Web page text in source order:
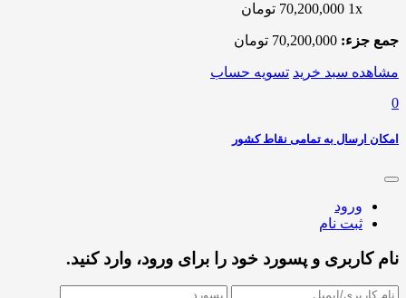
1x
70,200,000 تومان
جمع جزء: 70,200,000 تومان
مشاهده سبد خرید تسویه حساب
0
امکان ارسال به تمامی نقاط کشور
ورود
ثبت نام
نام کاربری و پسورد خود را برای ورود، وارد کنید.